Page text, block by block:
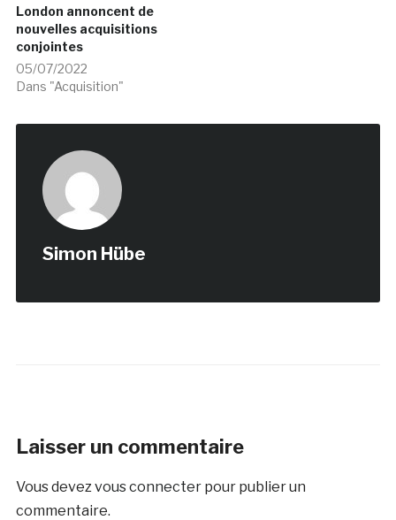
London annoncent de
nouvelles acquisitions
conjointes
05/07/2022
Dans "Acquisition"
Simon Hübe
Laisser un commentaire
Vous devez vous connecterpour publier un
commentaire.